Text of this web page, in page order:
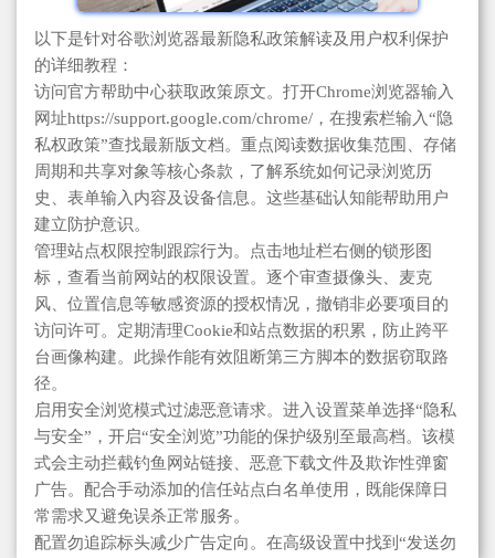
以下是针对谷歌浏览器最新隐私政策解读及用户权利保护
的详细教程：
访问官方帮助中心获取政策原文。打开Chrome浏览器输入
网址https://support.google.com/chrome/，在搜索栏输入“隐
私权政策”查找最新版文档。重点阅读数据收集范围、存储
周期和共享对象等核心条款，了解系统如何记录浏览历
史、表单输入内容及设备信息。这些基础认知能帮助用户
建立防护意识。
管理站点权限控制跟踪行为。点击地址栏右侧的锁形图
标，查看当前网站的权限设置。逐个审查摄像头、麦克
风、位置信息等敏感资源的授权情况，撤销非必要项目的
访问许可。定期清理Cookie和站点数据的积累，防止跨平
台画像构建。此操作能有效阻断第三方脚本的数据窃取路
径。
启用安全浏览模式过滤恶意请求。进入设置菜单选择“隐私
与安全”，开启“安全浏览”功能的保护级别至最高档。该模
式会主动拦截钓鱼网站链接、恶意下载文件及欺诈性弹窗
广告。配合手动添加的信任站点白名单使用，既能保障日
常需求又避免误杀正常服务。
配置勿追踪标头减少广告定向。在高级设置中找到“发送勿